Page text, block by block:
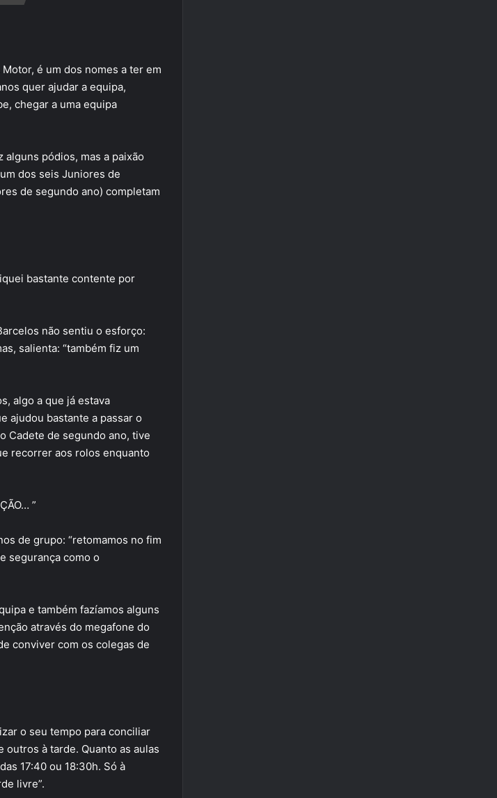
é um dos nomes a ter em
quer ajudar a equipa,
chegar a uma equipa
pódios, mas a paixão
dos seis Juniores de
de segundo ano) completam
bastante contente por
não sentiu o esforço:
salienta: “também fiz um
algo a que já estava
ajudou bastante a passar o
Cadete de segundo ano, tive
recorrer aos rolos enquanto
”
de grupo: “retomamos no fim
segurança como o
e também fazíamos alguns
através do megafone do
conviver com os colegas de
o seu tempo para conciliar
outros à tarde. Quanto as aulas
17:40 ou 18:30h. Só à
livre”.